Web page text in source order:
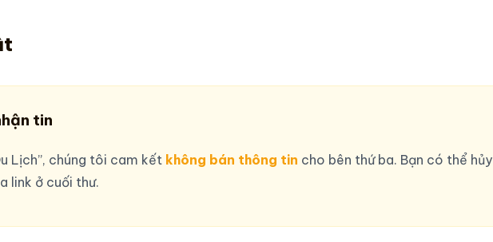
tin
Lịch”, chúng tôi cam kết không bán thông tin cho bên thứ ba. Bạn có thể hủy
link ở cuối thư.